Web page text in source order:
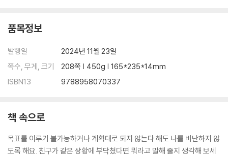
품목정보
발행일
2024년 11월 23일
쪽수, 무게, 크기
208쪽 | 450g | 165*235*14mm
ISBN13
9788958070337
책 속으로
목표를 이루기 불가능하거나 계획대로 되지 않는다 해도 나를 비난하지 않
도록 해요. 친구가 같은 상황에 부닥쳤다면 뭐라고 말해 줄지 생각해 보세